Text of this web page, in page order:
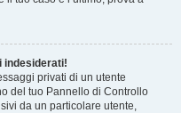
indesiderati!
privati ​​di un utente
del tuo Pannello di Controllo
da un particolare utente,